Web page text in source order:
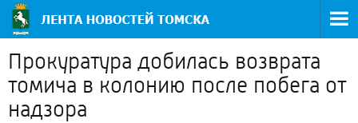
Прокуратура добилась возврата
томича в колонию после побега от
надзора